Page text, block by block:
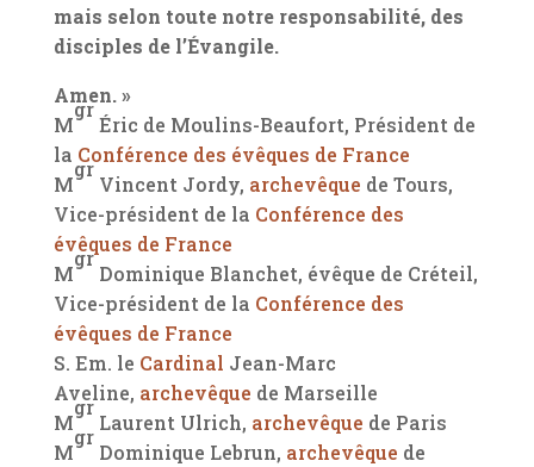
mais selon toute notre responsabilité, des
disciples de l’Évangile.
Amen. »
M
gr
Éric de Moulins-Beaufort, Président de
la Conférence des évêques de France
M
gr
Vincent Jordy, archevêque de Tours,
Vice-président de la Conférence des
évêques de France
M
gr
Dominique Blanchet, évêque de Créteil,
Vice-président de la Conférence des
évêques de France
S. Em. le Cardinal Jean-Marc
Aveline, archevêque de Marseille
M
gr
Laurent Ulrich, archevêque de Paris
M
gr
Dominique Lebrun, archevêque de